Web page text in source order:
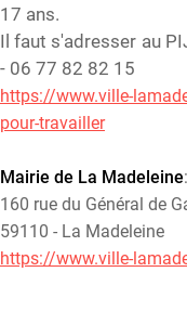
17 ans.
Il faut s'adresser au
- 06 77 82 82 15
https://www.ville-
pour-travailler
Mairie de La Madeleine:
160 rue du Général de
59110 - La Madeleine
https://www.ville-